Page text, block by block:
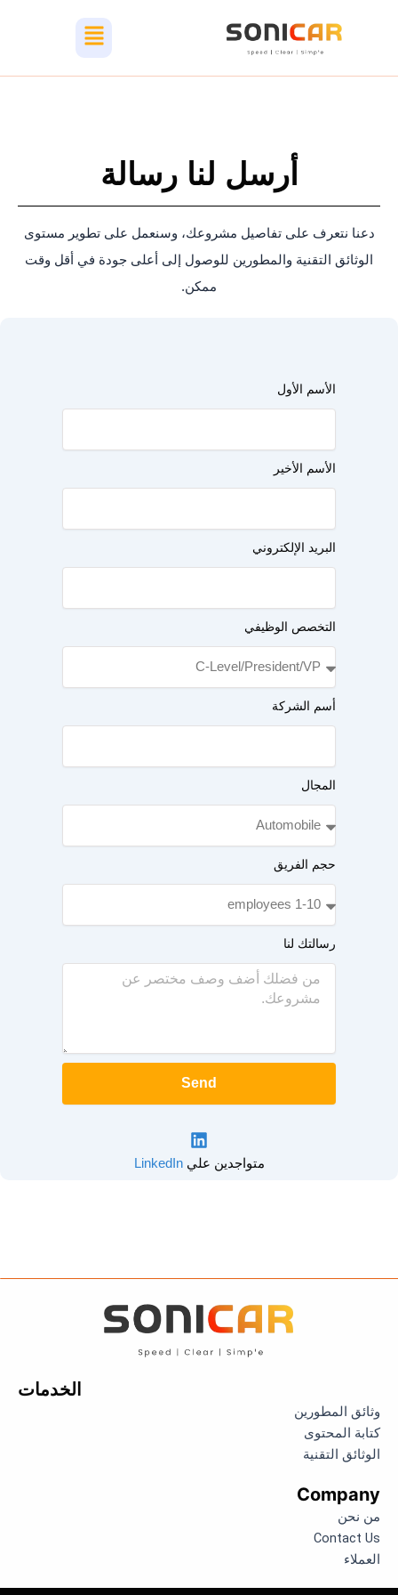
Menu
أرسل لنا رسالة
دعنا نتعرف على تفاصيل مشروعك، وسنعمل على تطوير مستوى
الوثائق التقنية والمطورين للوصول إلى أعلى جودة في أقل وقت
ممكن.
الأسم الأول
الأسم الأخير
البريد الإلكتروني
التخصص الوظيفي
أسم الشركة
المجال
حجم الفريق
رسالتك لنا
Send
متواجدين عليLinkedIn
الخدمات
وثائق المطورين
كتابة المحتوى
الوثائق التقنية
Company
من نحن
Contact Us
العملاء